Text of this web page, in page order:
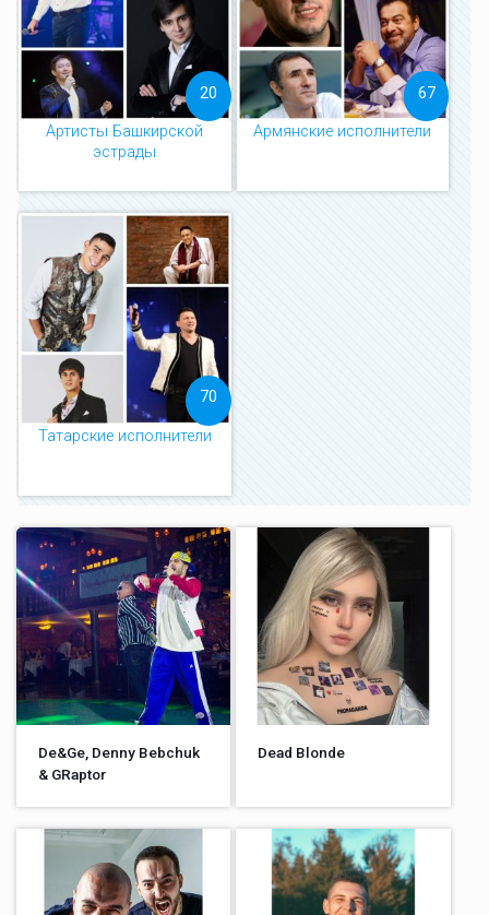
Артисты Башкирской
эстрады
20
Армянские исполнители
67
Татарские исполнители
70
De&Ge, Denny Bebchuk
& GRaptor
Dead Blonde